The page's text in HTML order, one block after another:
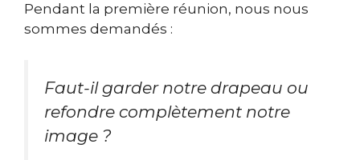
Pendant la première réunion, nous nous
sommes demandés :
Faut-il garder notre drapeau ou
refondre complètement notre
image ?